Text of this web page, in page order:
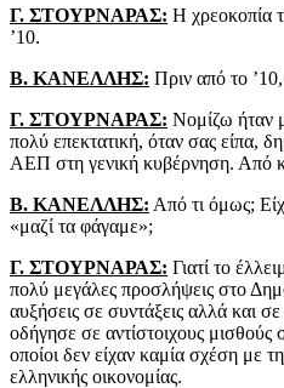
Γ. ΣΤΟΥΡΝΑΡΑΣ: Η χρεοκοπία
’10.
Β. ΚΑΝΕΛΛΗΣ: Πριν από το
Γ. ΣΤΟΥΡΝΑΡΑΣ: Νομίζω ήταν
πολύ επεκτατική, όταν σας είπα,
ΑΕΠ στη γενική κυβέρνηση. Από
Β. ΚΑΝΕΛΛΗΣ: Από τι όμως;
«μαζί τα φάγαμε»;
Γ. ΣΤΟΥΡΝΑΡΑΣ: Γιατί το
πολύ μεγάλες προσλήψεις στο
αυξήσεις σε συντάξεις αλλά και
οδήγησε σε αντίστοιχους μισθούς
οποίοι δεν είχαν καμία σχέση με
ελληνικής οικονομίας.